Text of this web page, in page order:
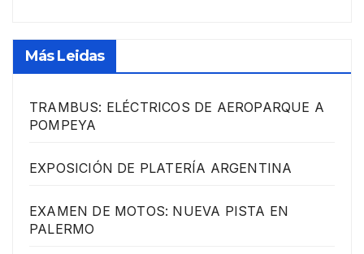
Más Leidas
TRAMBUS: ELÉCTRICOS DE AEROPARQUE A
POMPEYA
EXPOSICIÓN DE PLATERÍA ARGENTINA
EXAMEN DE MOTOS: NUEVA PISTA EN
PALERMO